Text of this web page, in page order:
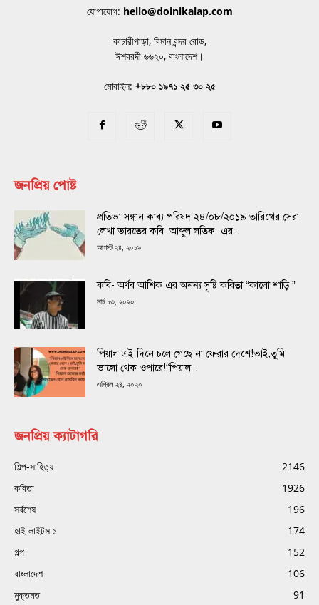
যোগাযোগ: hello@doinikalap.com
কাচারীপাড়া, বিমান বন্দর রোড,
ঈশ্বরদী ৬৬২০, বাংলাদেশ।
মোবাইল: +৮৮০ ১৯৭১ ২৫ ৩০ ২৫
জনপ্রিয় পোষ্ট
প্রতিভা সন্ধান কাব্য পরিষদ ২৪/০৮/২০১৯ তারিখের সেরা
লেখা ভারতের কবি–আব্দুল লতিফ–এর...
আগস্ট ২৪, ২০১৯
কবি- অর্ণব আশিক এর অনন্য সৃষ্টি কবিতা “কালো শাড়ি ”
মার্চ ১৩, ২০২০
পিয়াল এই দিনে চলে গেছে না ফেরার দেশে!ভাই,তুমি
ভালো থেক ওপারে!“পিয়াল...
এপ্রিল ২৪, ২০২০
জনপ্রিয় ক্যাটাগরি
শিল্প-সাহিত্য
2146
কবিতা
1926
সর্বশেষ
196
হাই লাইটস ১
174
গল্প
152
বাংলাদেশ
106
মুক্তমত
91